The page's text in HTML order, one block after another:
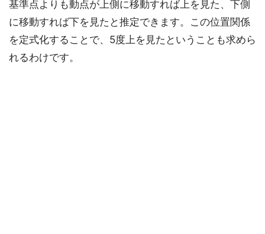
基準点よりも動点が上側に移動すれば上を見た、下側
に移動すれば下を見たと推定できます。この位置関係
を定式化することで、5度上を見たということも求めら
れるわけです。